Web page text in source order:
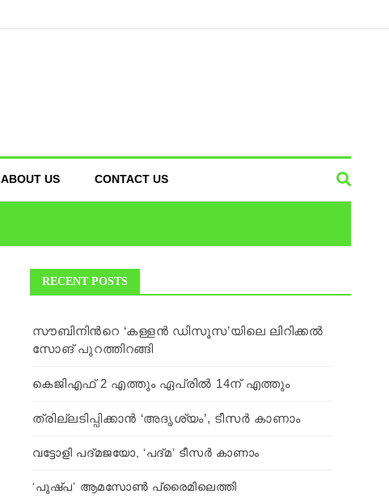
ABOUT US CONTACT US
RECENT POSTS
സൗബിനിന്‍റെ ‘കള്ളന്‍ ഡിസൂസ’യിലെ ലിറിക്കൽ
സോങ് പുറത്തിറങ്ങി
കെജിഎഫ് 2 എത്തും ഏപ്രില്‍ 14ന് എത്തും
ത്രില്ലടിപ്പിക്കാന്‍ ‘അദൃശ്യം’, ടീസര്‍ കാണാം
വട്ടോളി പദ്മജയോ, ‘പദ്മ’ ടീസർ കാണാം
‘പുഷ്പ’ ആമസോണ്‍ പ്രൈമിലെത്തി